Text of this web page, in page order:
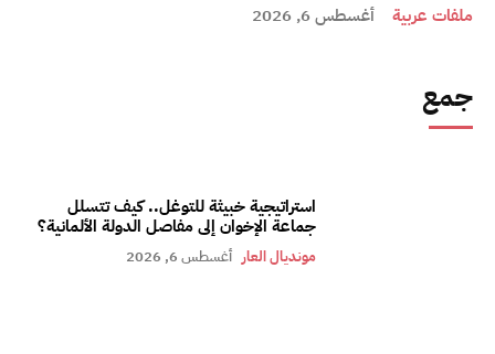
ملفات عربية أغسطس 6, 2026
جمع
استراتيجية خبيثة للتوغل.. كيف تتسلل
جماعة الإخوان إلى مفاصل الدولة الألمانية؟
مونديال العار أغسطس 6, 2026